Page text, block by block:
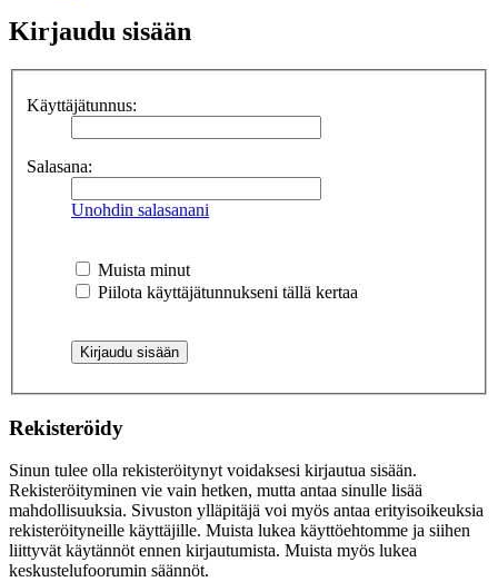
Kirjaudu sisään
Käyttäjätunnus:
Salasana:
Unohdin salasanani
Muista minut
Piilota käyttäjätunnukseni tällä kertaa
Rekisteröidy
Sinun tulee olla rekisteröitynyt voidaksesi kirjautua sisään.
Rekisteröityminen vie vain hetken, mutta antaa sinulle lisää
mahdollisuuksia. Sivuston ylläpitäjä voi myös antaa erityisoikeuksia
rekisteröityneille käyttäjille. Muista lukea käyttöehtomme ja siihen
liittyvät käytännöt ennen kirjautumista. Muista myös lukea
keskustelufoorumin säännöt.